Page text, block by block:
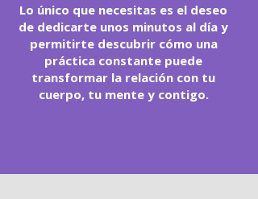
Lo único que necesitas es el deseo
de dedicarte unos minutos al día y
permitirte descubrir cómo una
práctica constante puede
transformar la relación con tu
cuerpo, tu mente y contigo.